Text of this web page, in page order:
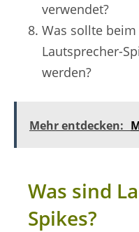
verwendet?
Was sollte
Lautsprecher-
werden?
Mehr entdecken:
Was sind
Spikes?